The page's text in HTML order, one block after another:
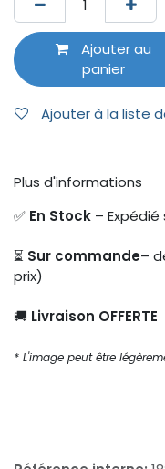
Ajouter au
panier
Ajouter à la liste
Plus d'informations
✅ En Stock –
⏳ Sur commande–
prix)
🚚 Livraison
* L'image peut être